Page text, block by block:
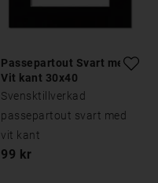
Passepartout Svart med
Vit kant 30x40
Svensktillverkad
passepartout svart med
vit kant
99 kr